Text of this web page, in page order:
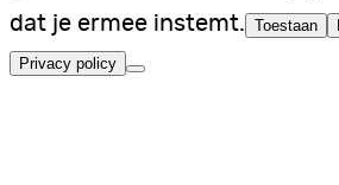
dat je ermee instemt. Toestaan
Privacy policy